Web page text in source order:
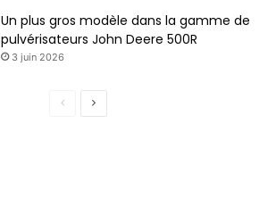
Un plus gros modèle dans la gamme de
pulvérisateurs John Deere 500R
3 juin 2026
Page
Page